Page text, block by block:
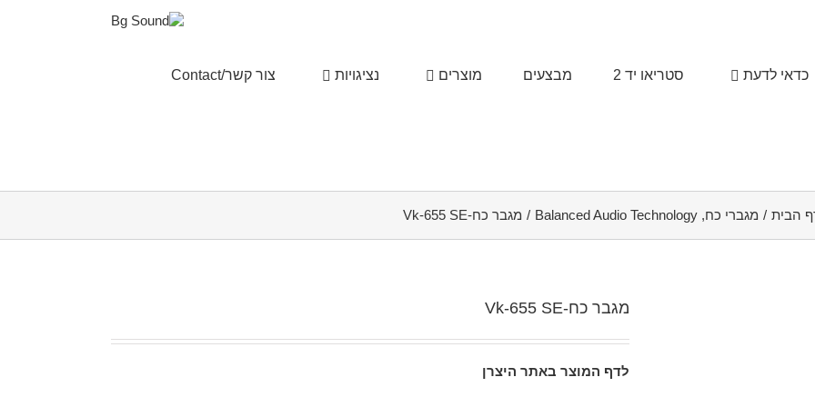
כדאי לדעת סטריאו יד 2 מבצעים מוצרים נציגויות צור קשר/Contact
הבית / מגברי כח,
Balanced Audio Technology
/ מגבר כח-Vk-655 SE
מגבר כח-Vk-655 SE
לדף המוצר באתר היצרן